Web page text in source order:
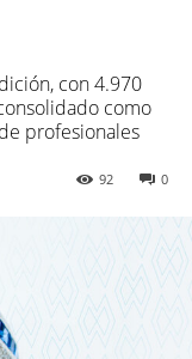
con 4.970
como
profesionales
0
92